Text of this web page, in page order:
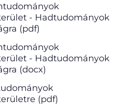
- Hadtudományok
(pdf)
- Hadtudományok
(docx)
(pdf)